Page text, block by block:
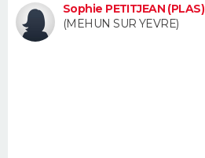
Sophie PETITJEAN (PLAS)
(MEHUN SUR YEVRE)